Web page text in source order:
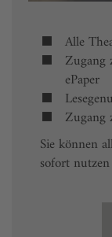
Alle
Zugang
ePaper
Zugang
Sie können
sofort nutzen